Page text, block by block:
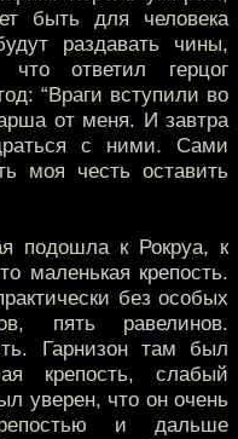
быть для человека
раздавать чины,
ответил герцог
“Враги вступили во
от меня. И завтра
с ними. Сами
моя честь оставить
подошла к Рокруа, к
маленькая крепость.
без особых
пять равелинов.
Гарнизон там был
крепость, слабый
уверен, что он очень
и дальше